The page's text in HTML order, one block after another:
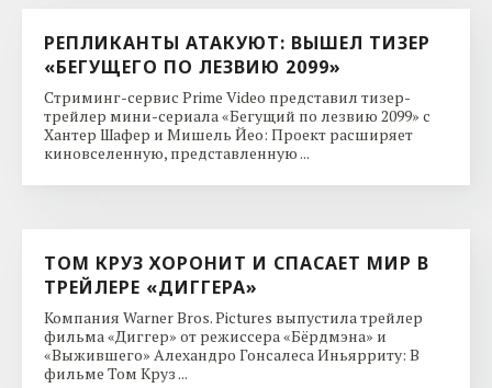
РЕПЛИКАНТЫ АТАКУЮТ: ВЫШЕЛ ТИЗЕР
«БЕГУЩЕГО ПО ЛЕЗВИЮ 2099»
Стриминг-сервис Prime Video представил тизер-
трейлер мини-сериала «Бегущий по лезвию 2099» с
Хантер Шафер и Мишель Йео: Проект расширяет
киновселенную, представленную ...
ТОМ КРУЗ ХОРОНИТ И СПАСАЕТ МИР В
ТРЕЙЛЕРЕ «ДИГГЕРА»
Компания Warner Bros. Pictures выпустила трейлер
фильма «Диггер» от режиссера «Бёрдмэна» и
«Выжившего» Алехандро Гонсалеса Иньярриту: В
фильме Том Круз ...